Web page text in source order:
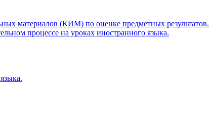
материалов (КИМ) по оценке предметных результатов.
процессе на уроках иностранного языка.